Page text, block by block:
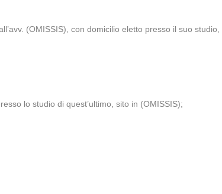
(OMISSIS), con domicilio eletto presso il suo studio,
lo studio di quest’ultimo, sito in (OMISSIS);